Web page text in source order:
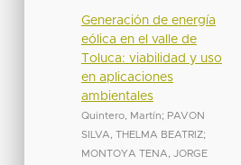
Generación de energía
eólica en el valle de
Toluca: viabilidad y uso
en aplicaciones
ambientales
Quintero, Martín; PAVON
SILVA, THELMA BEATRIZ;
MONTOYA TENA, JORGE